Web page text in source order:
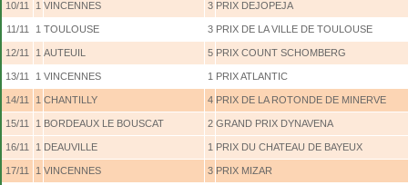
10/11 1 VINCENNES 3 PRIX DEJOPEJA
11/11 1 TOULOUSE 3 PRIX DE LA VILLE DE TOULOUSE
12/11 1 AUTEUIL 5 PRIX COUNT SCHOMBERG
13/11 1 VINCENNES 1 PRIX ATLANTIC
14/11 1 CHANTILLY 4 PRIX DE LA ROTONDE DE MINERVE
15/11 1 BORDEAUX LE BOUSCAT 2 GRAND PRIX DYNAVENA
16/11 1 DEAUVILLE 1 PRIX DU CHATEAU DE BAYEUX
17/11 1 VINCENNES 3 PRIX MIZAR